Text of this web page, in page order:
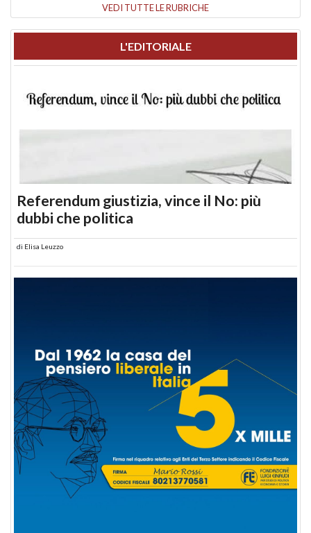
VEDI TUTTE LE RUBRICHE
L'EDITORIALE
Referendum giustizia, vince il No: più
dubbi che politica
di Elisa Leuzzo